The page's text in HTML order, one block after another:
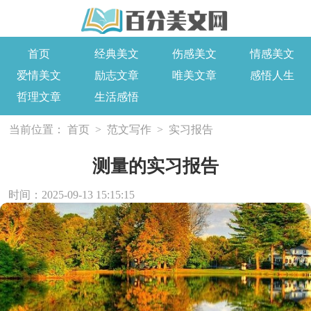
首页 经典美文 伤感美文
情感美文
爱情美文
励志文章 唯美文章
感悟人生
哲理文章
生活感悟
当前位置： 首页 > 范文写作 > 实习报告
测量的实习报告
时间：2025-09-13 15:15:15